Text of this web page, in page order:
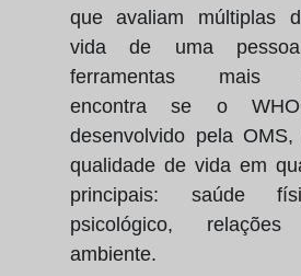
que avaliam múltiplas
vida de uma
ferramentas mais
encontra se o
desenvolvido pela
qualidade de vida em
principais: saúde
psicológico,
ambiente.